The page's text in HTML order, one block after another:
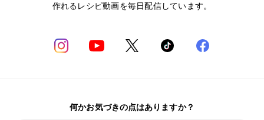
作れるレシピ動画を毎日配信しています。
何かお気づきの点はありますか？